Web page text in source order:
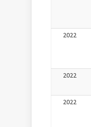
2022
2022
2022